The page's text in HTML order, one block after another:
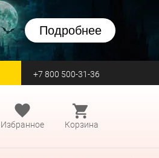
Подробнее
+7 800 500-31-36
Избранное Корзина